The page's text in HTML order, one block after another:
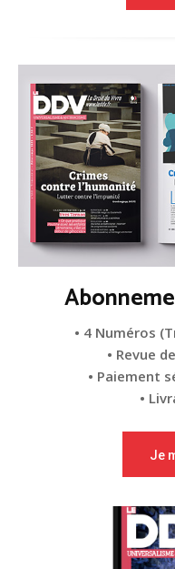
• 4 Numéros
• Revue
• Paiement
•
Je